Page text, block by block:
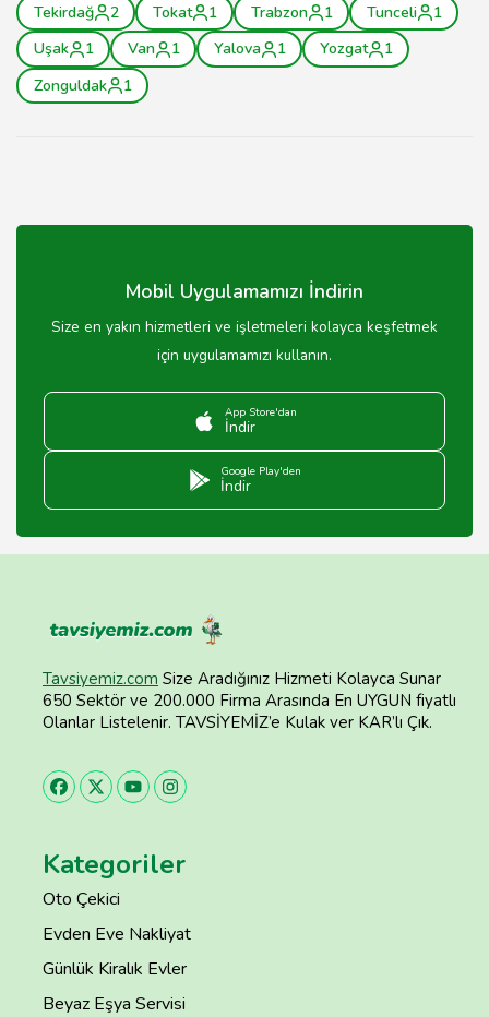
Tekirdağ
2 Tokat 1 Trabzon 1 Tunceli
1
Uşak
1 Van 1 Yalova 1 Yozgat
1
Zonguldak
1
Mobil Uygulamamızı İndirin
Size en yakın hizmetleri ve işletmeleri kolayca keşfetmek
için uygulamamızı kullanın.
App Store'dan
İndir
Google Play'den
İndir
Tavsiyemiz.com Size Aradığınız Hizmeti Kolayca Sunar
650 Sektör ve 200.000 Firma Arasında En UYGUN fiyatlı
Olanlar Listelenir. TAVSİYEMİZ’e Kulak ver KAR’lı Çık.
Kategoriler
Oto Çekici
Evden Eve Nakliyat
Günlük Kiralık Evler
Beyaz Eşya Servisi